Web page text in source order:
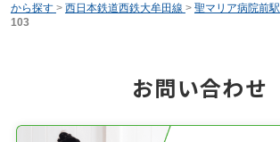
から探す > 西日本鉄道西鉄大牟田線 > 聖マリア病院前駅
103
お問い合わせ